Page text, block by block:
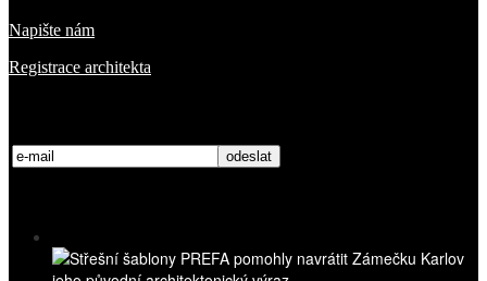
Napište nám
Registrace architekta